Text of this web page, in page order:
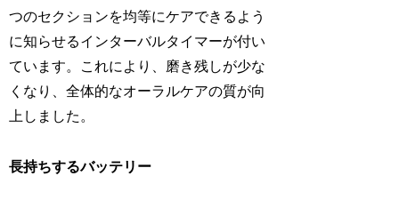
つのセクションを均等にケアできるよう
に知らせるインターバルタイマーが付い
ています。これにより、磨き残しが少な
くなり、全体的なオーラルケアの質が向
上しました。
長持ちするバッテリー